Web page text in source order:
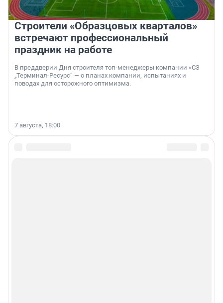
Строители «Образцовых кварталов»
встречают профессиональный
праздник на работе
В преддверии Дня строителя топ-менеджеры компании «СЗ
„Терминал-Ресурс“ — о планах компании, испытаниях и
поводах для осторожного оптимизма.
7 августа, 18:00